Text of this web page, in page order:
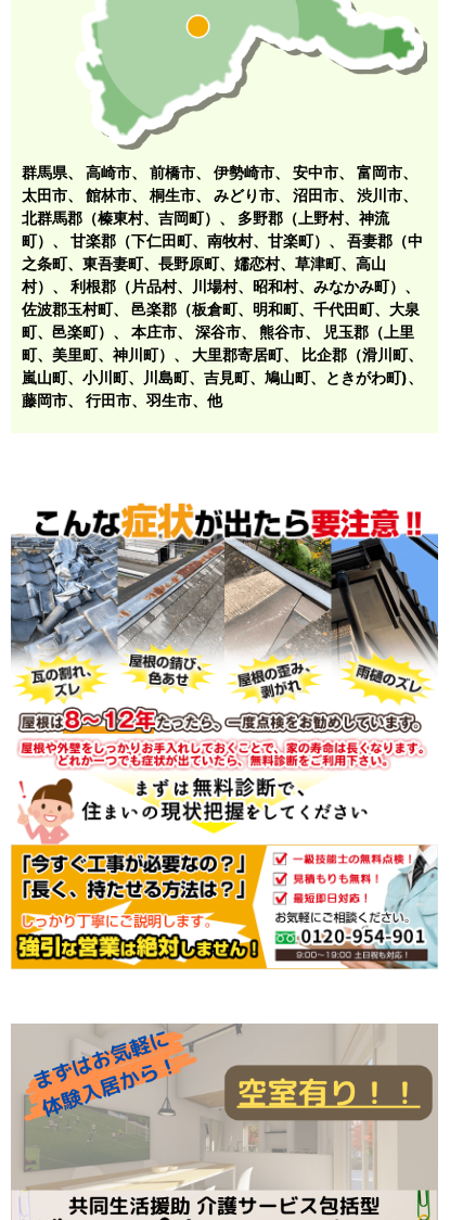
群馬県、 高崎市、 前橋市、 伊勢崎市、 安中市、 富岡市、
太田市、 館林市、 桐生市、 みどり市、 沼田市、 渋川市、
北群馬郡（榛東村、吉岡町） 、 多野郡（上野村、神流
町） 、 甘楽郡（下仁田町、南牧村、甘楽町） 、 吾妻郡（中
之条町、東吾妻町、長野原町、嬬恋村、草津町、高山
村） 、 利根郡（片品村、川場村、昭和村、みなかみ町） 、
佐波郡玉村町、 邑楽郡（板倉町、明和町、千代田町、大泉
町、邑楽町） 、 本庄市、 深谷市、 熊谷市、
児玉郡（上里
町、美里町、神川町） 、 大里郡寄居町、
比企郡（滑川町、
嵐山町、小川町、川島町、吉見町、鳩山町、ときがわ町)、
藤岡市、 行田市、羽生市、他